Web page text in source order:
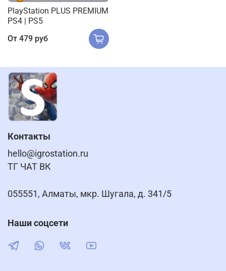
PlayStation PLUS PREMIUM
PS4 | PS5
От 479 руб
Контакты
hello@igrostation.ru
ТГ ЧАТ ВК
055551, Алматы, мкр. Шугала, д. 341/5
Наши соцсети